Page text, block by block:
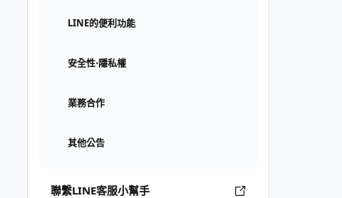
LINE的便利功能
安全性⋅隱私權
業務合作
其他公告
聯繫LINE客服小幫手